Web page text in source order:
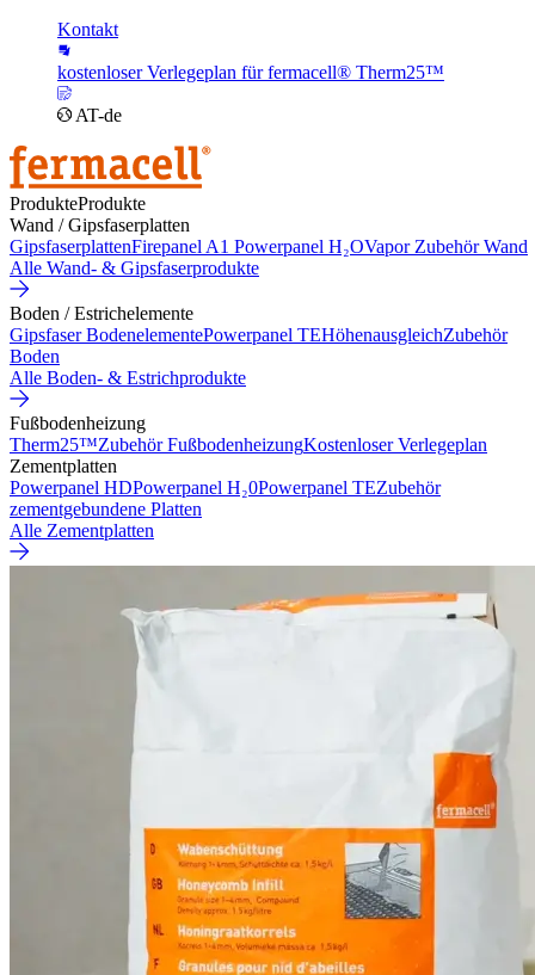
Kontakt
kostenloser Verlegeplan für fermacell® Therm25™
AT-de
ProdukteProdukte
Wand / Gipsfaserplatten
GipsfaserplattenFirepanel A1 Powerpanel H₂OVapor Zubehör Wand
Alle Wand- & Gipsfaserprodukte
Boden / Estrichelemente
Gipsfaser BodenelementePowerpanel TEHöhenausgleichZubehör
Boden
Alle Boden- & Estrichprodukte
Fußbodenheizung
Therm25™Zubehör FußbodenheizungKostenloser Verlegeplan
Zementplatten
Powerpanel HDPowerpanel H₂0Powerpanel TEZubehör
zementgebundene Platten
Alle Zementplatten